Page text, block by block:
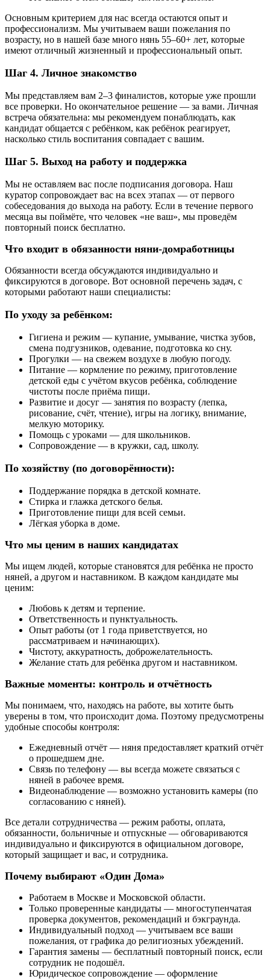
Основным критерием для нас всегда остаются опыт и
профессионализм. Мы учитываем ваши пожелания по
возрасту, но в нашей базе много нянь 55–60+ лет, которые
имеют отличный жизненный и профессиональный опыт.
Шаг 4. Личное знакомство
Мы представляем вам 2–3 финалистов, которые уже прошли
все проверки. Но окончательное решение — за вами. Личная
встреча обязательна: мы рекомендуем понаблюдать, как
кандидат общается с ребёнком, как ребёнок реагирует,
насколько стиль воспитания совпадает с вашим.
Шаг 5. Выход на работу и поддержка
Мы не оставляем вас после подписания договора. Наш
куратор сопровождает вас на всех этапах — от первого
собеседования до выхода на работу. Если в течение первого
месяца вы поймёте, что человек «не ваш», мы проведём
повторный поиск бесплатно.
Что входит в обязанности няни-домработницы
Обязанности всегда обсуждаются индивидуально и
фиксируются в договоре. Вот основной перечень задач, с
которыми работают наши специалисты:
По уходу за ребёнком:
Гигиена и режим — купание, умывание, чистка зубов,
смена подгузников, одевание, подготовка ко сну.
Прогулки — на свежем воздухе в любую погоду.
Питание — кормление по режиму, приготовление
детской еды с учётом вкусов ребёнка, соблюдение
чистоты после приёма пищи.
Развитие и досуг — занятия по возрасту (лепка,
рисование, счёт, чтение), игры на логику, внимание,
мелкую моторику.
Помощь с уроками — для школьников.
Сопровождение — в кружки, сад, школу.
По хозяйству (по договорённости):
Поддержание порядка в детской комнате.
Стирка и глажка детского белья.
Приготовление пищи для всей семьи.
Лёгкая уборка в доме.
Что мы ценим в наших кандидатах
Мы ищем людей, которые становятся для ребёнка не просто
няней, а другом и наставником. В каждом кандидате мы
ценим:
Любовь к детям и терпение.
Ответственность и пунктуальность.
Опыт работы (от 1 года приветствуется, но
рассматриваем и начинающих).
Чистоту, аккуратность, доброжелательность.
Желание стать для ребёнка другом и наставником.
Важные моменты: контроль и отчётность
Мы понимаем, что, находясь на работе, вы хотите быть
уверены в том, что происходит дома. Поэтому предусмотрены
удобные способы контроля:
Ежедневный отчёт — няня предоставляет краткий отчёт
о прошедшем дне.
Связь по телефону — вы всегда можете связаться с
няней в рабочее время.
Видеонаблюдение — возможно установить камеры (по
согласованию с няней).
Все детали сотрудничества — режим работы, оплата,
обязанности, больничные и отпускные — обговариваются
индивидуально и фиксируются в официальном договоре,
который защищает и вас, и сотрудника.
Почему выбирают «Один Дома»
Работаем в Москве и Московской области.
Только проверенные кандидаты — многоступенчатая
проверка документов, рекомендаций и бэкграунда.
Индивидуальный подход — учитываем все ваши
пожелания, от графика до религиозных убеждений.
Гарантия замены — бесплатный повторный поиск, если
сотрудник не подошёл.
Юридическое сопровождение — оформление